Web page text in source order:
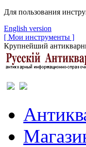
Для пользования
English version
[ Мои инструменты ]
Крупнейший